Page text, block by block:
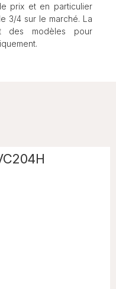
prix et en particulier
3/4 sur le marché. La
des modèles pour